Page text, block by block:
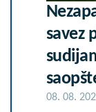
savez
08. 08.